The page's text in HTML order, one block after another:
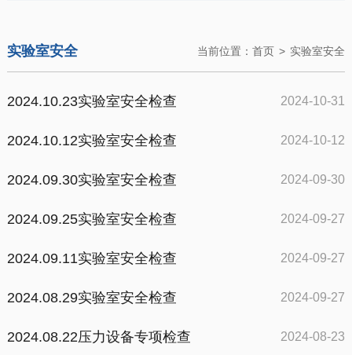
当前位置：首页 > 实验室安全
实验室安全
2024.10.23实验室安全检查 2024-10-31
2024.10.12实验室安全检查 2024-10-12
2024.09.30实验室安全检查 2024-09-30
2024.09.25实验室安全检查 2024-09-27
2024.09.11实验室安全检查 2024-09-27
2024.08.29实验室安全检查 2024-09-27
2024.08.22压力设备专项检查 2024-08-23